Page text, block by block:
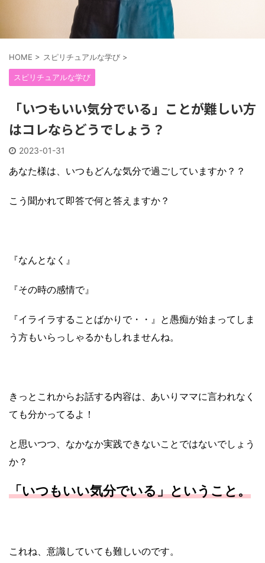
HOME > スピリチュアルな学び >
スピリチュアルな学び
「いつもいい気分でいる」ことが難しい方
はコレならどうでしょう？
2023-01-31
あなた様は、いつもどんな気分で過ごしていますか？？
こう聞かれて即答で何と答えますか？
『なんとなく』
『その時の感情で』
『イライラすることばかりで・・』と愚痴が始まってしま
う方もいらっしゃるかもしれませんね。
きっとこれからお話する内容は、あいりママに言われなく
ても分かってるよ！
と思いつつ、なかなか実践できないことではないでしょう
か？
「いつもいい気分でいる」ということ。
これね、意識していても難しいのです。